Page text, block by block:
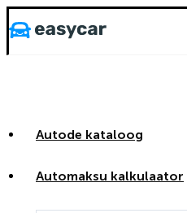
Autode kataloog
Automaksu kalkulaator